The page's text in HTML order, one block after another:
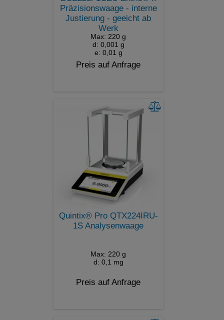
Präzisionswaage - interne
Justierung - geeicht ab
Werk
Max: 220 g
d: 0,001 g
e: 0,01 g
Preis auf Anfrage
Quintix® Pro QTX224IRU-
1S Analysenwaage
Max: 220 g
d: 0,1 mg
Preis auf Anfrage